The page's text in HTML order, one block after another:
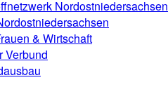
Nordostniedersachsen
& Wirtschaft
Verbund